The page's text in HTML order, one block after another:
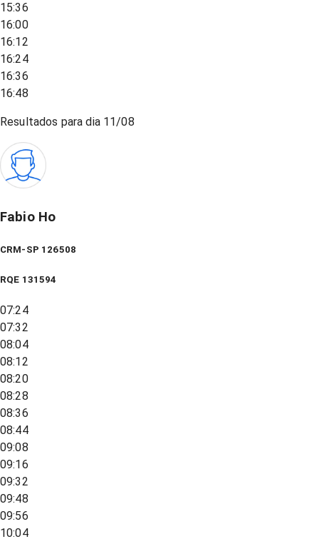
15:36
16:00
16:12
16:24
16:36
16:48
Resultados para dia 11/08
Fabio Ho
CRM-SP 126508
RQE 131594
07:24
07:32
08:04
08:12
08:20
08:28
08:36
08:44
09:08
09:16
09:32
09:48
09:56
10:04